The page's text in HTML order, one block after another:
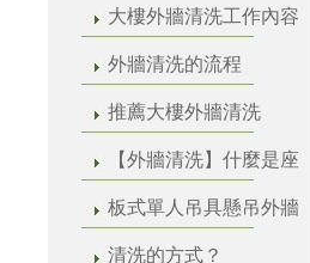
大樓外牆清洗工作內容
外牆清洗的流程
推薦大樓外牆清洗
【外牆清洗】什麼是座
板式單人吊具懸吊外牆
清洗的方式？